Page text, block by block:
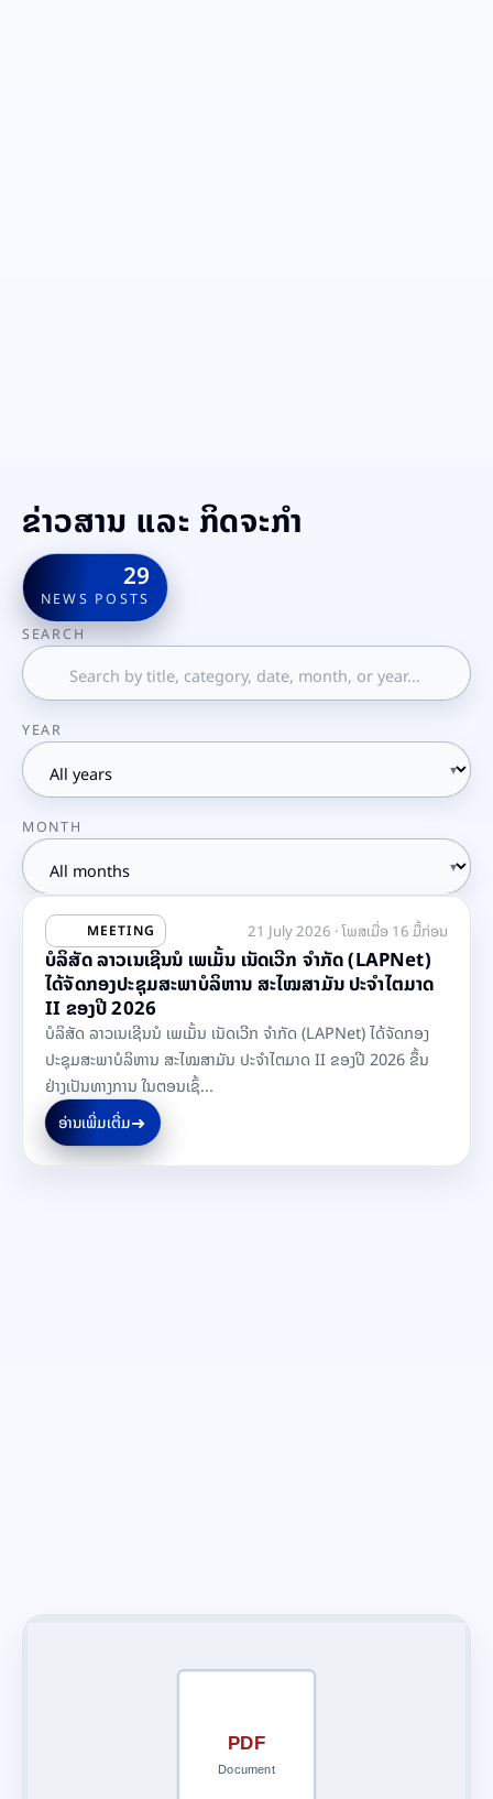
ຂ່າວສານ ແລະ ກິດຈະກຳ
29
NEWS POSTS
SEARCH
YEAR
MONTH
MEETING 21 July 2026 · ໂພສເມື່ອ 16 ມື້ກ່ອນ
ບໍລິສັດ ລາວເນເຊີນນໍ ເພເມັ້ນ ເນັດເວີກ ຈຳກັດ (LAPNet)
ໄດ້ຈັດກອງປະຊຸມສະພາບໍລິຫານ ສະໄໝສາມັນ ປະຈຳໄຕມາດ
II ຂອງປີ 2026
ບໍລິສັດ ລາວເນເຊີນນໍ ເພເມັ້ນ ເນັດເວີກ ຈຳກັດ (LAPNet) ໄດ້ຈັດກອງ
ປະຊຸມສະພາບໍລິຫານ ສະໄໝສາມັນ ປະຈຳໄຕມາດ II ຂອງປີ 2026 ຂຶ້ນ
ຢ່າງເປັນທາງການ ໃນຕອນເຊົ້...
ອ່ານເພີ່ມເຕີ່ມ➜